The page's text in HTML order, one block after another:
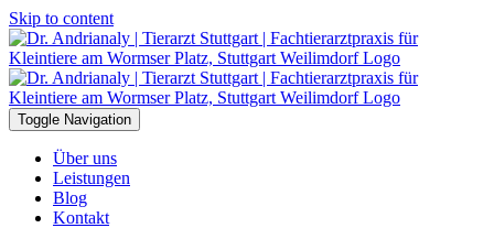
Skip to content
Toggle Navigation
Über uns
Leistungen
Blog
Kontakt